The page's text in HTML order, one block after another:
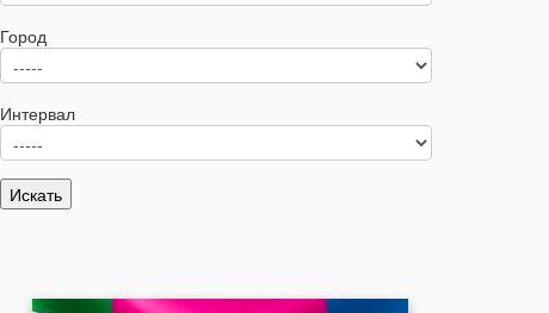
Город
Интервал